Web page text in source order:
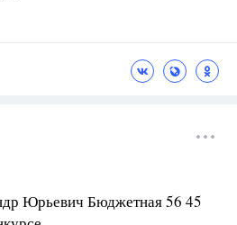
Юрьевич Бюджетная 56 45